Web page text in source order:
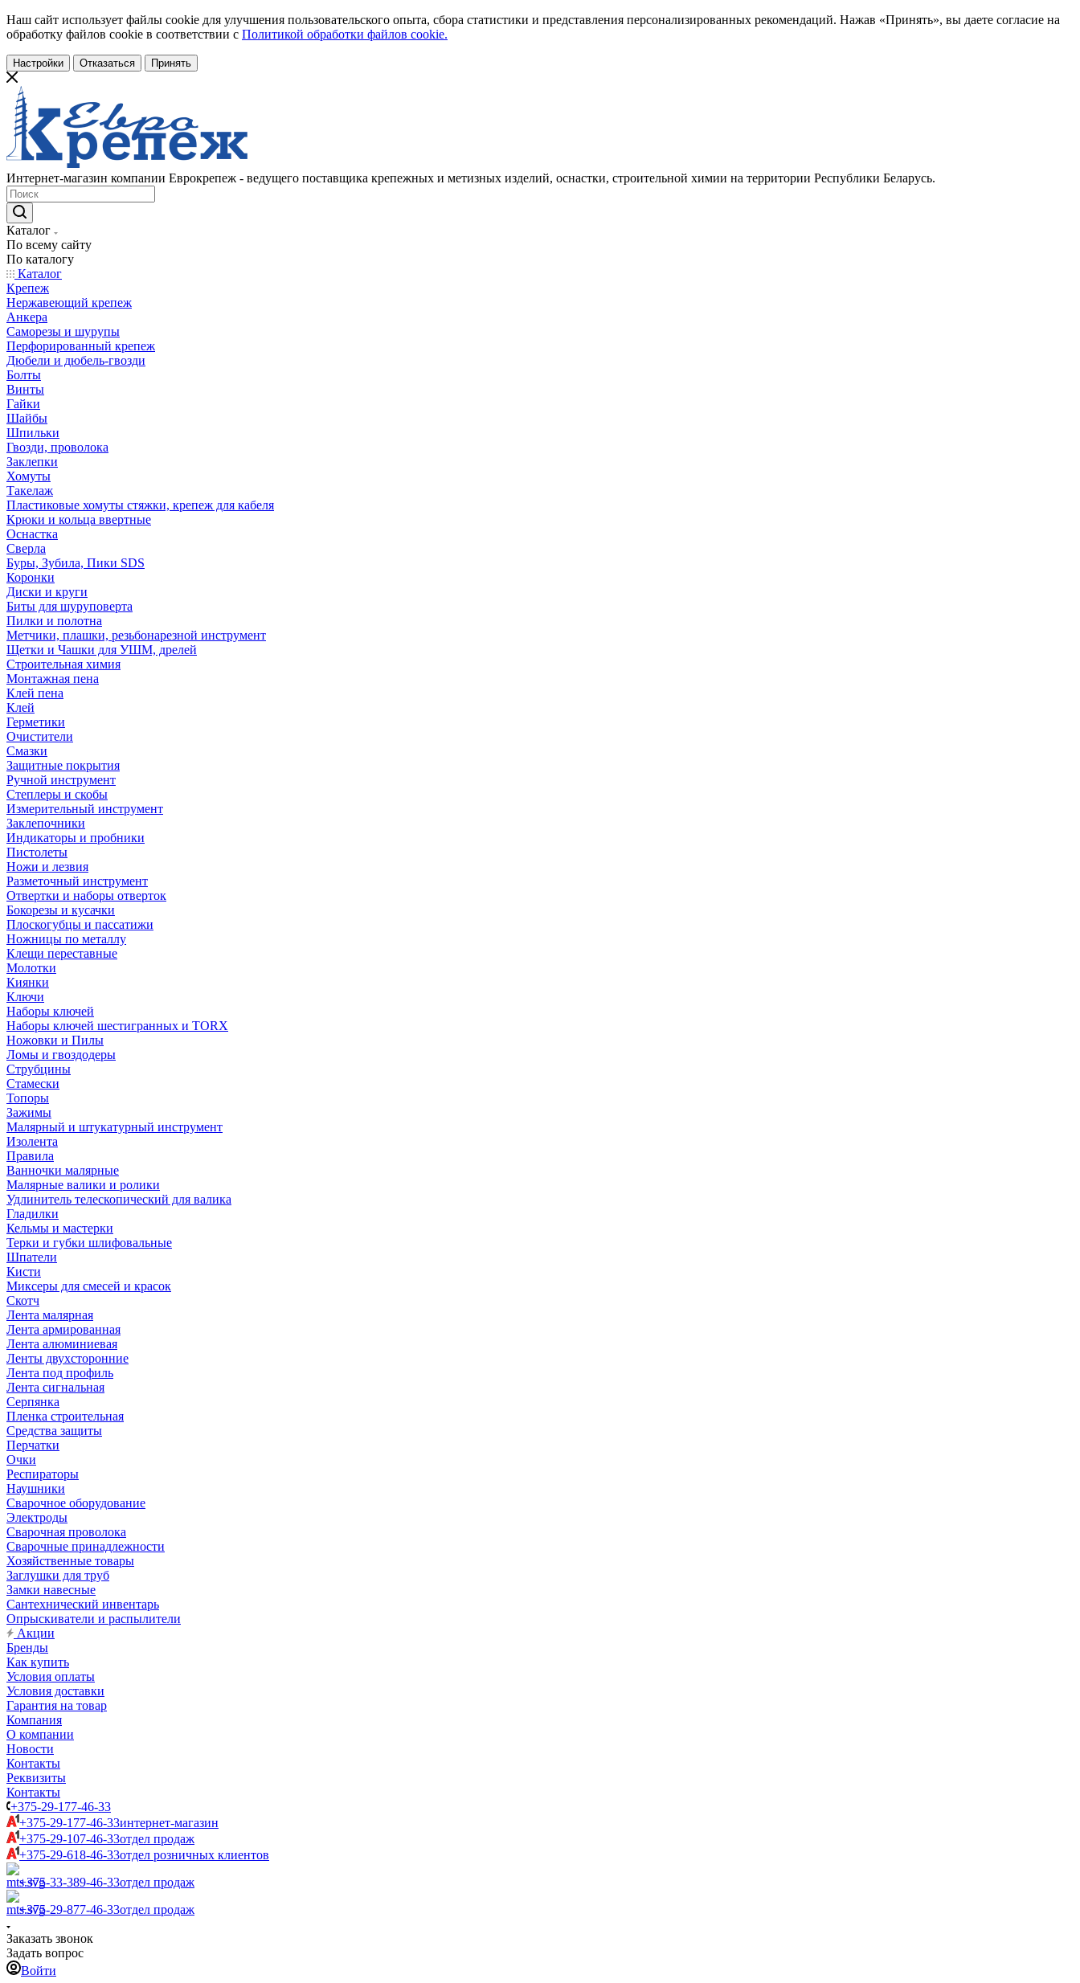
Наш сайт использует файлы cookie для улучшения пользовательского опыта, сбора статистики и представления персонализированных рекомендаций. Нажав «Принять», вы даете согласие на
обработку файлов cookie в соответствии с Политикой обработки файлов cookie.
Настройки Отказаться Принять
Интернет-магазин компании Еврокрепеж - ведущего поставщика крепежных и метизных изделий, оснастки, строительной химии на территории Республики Беларусь.
Каталог
По всему сайту
По каталогу
Каталог
Крепеж
Нержавеющий крепеж
Анкера
Саморезы и шурупы
Перфорированный крепеж
Дюбели и дюбель-гвозди
Болты
Винты
Гайки
Шайбы
Шпильки
Гвозди, проволока
Заклепки
Хомуты
Такелаж
Пластиковые хомуты стяжки, крепеж для кабеля
Крюки и кольца ввертные
Оснастка
Сверла
Буры, Зубила, Пики SDS
Коронки
Диски и круги
Биты для шуруповерта
Пилки и полотна
Метчики, плашки, резьбонарезной инструмент
Щетки и Чашки для УШМ, дрелей
Строительная химия
Монтажная пена
Клей пена
Клей
Герметики
Очистители
Смазки
Защитные покрытия
Ручной инструмент
Степлеры и скобы
Измерительный инструмент
Заклепочники
Индикаторы и пробники
Пистолеты
Ножи и лезвия
Разметочный инструмент
Отвертки и наборы отверток
Бокорезы и кусачки
Плоскогубцы и пассатижи
Ножницы по металлу
Клещи переставные
Молотки
Киянки
Ключи
Наборы ключей
Наборы ключей шестигранных и TORX
Ножовки и Пилы
Ломы и гвоздодеры
Струбцины
Стамески
Топоры
Зажимы
Малярный и штукатурный инструмент
Изолента
Правила
Ванночки малярные
Малярные валики и ролики
Удлинитель телескопический для валика
Гладилки
Кельмы и мастерки
Терки и губки шлифовальные
Шпатели
Кисти
Миксеры для смесей и красок
Скотч
Лента малярная
Лента армированная
Лента алюминиевая
Ленты двухсторонние
Лента под профиль
Лента сигнальная
Серпянка
Пленка строительная
Средства защиты
Перчатки
Очки
Респираторы
Наушники
Сварочное оборудование
Электроды
Сварочная проволока
Сварочные принадлежности
Хозяйственные товары
Заглушки для труб
Замки навесные
Сантехнический инвентарь
Опрыскиватели и распылители
Акции
Бренды
Как купить
Условия оплаты
Условия доставки
Гарантия на товар
Компания
О компании
Новости
Контакты
Реквизиты
Контакты
+375-29-177-46-33
+375-29-177-46-33интернет-магазин
+375-29-107-46-33отдел продаж
+375-29-618-46-33отдел розничных клиентов
+375-33-389-46-33отдел продаж
+375-29-877-46-33отдел продаж
Заказать звонок
Задать вопрос
Войти